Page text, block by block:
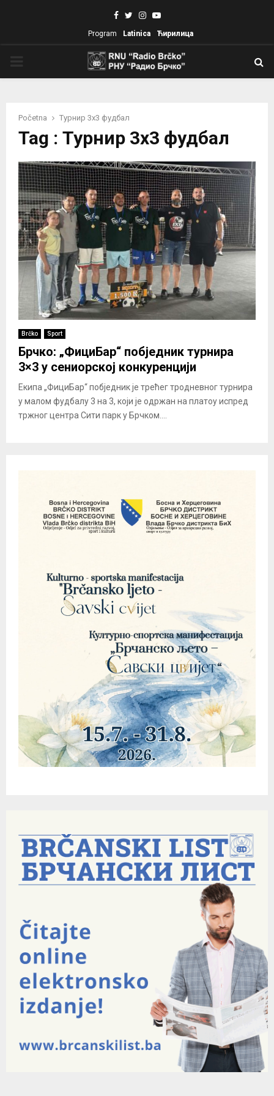
Facebook
TwitterInstagram
Youtube
Program Latinica Ћирилица
Početna Турнир 3х3 фудбал
Tag : Турнир 3х3 фудбал
Brčko Sport
Брчко: „ФициБар“ побједник турнира
3×3 у сениорској конкуренцији
Екипа „ФициБар“ побједник је трећег тродневног турнира
у малом фудбалу 3 на 3, који је одржан на платоу испред
тржног центра Сити парк у Брчком....